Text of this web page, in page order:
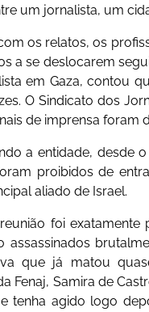
um jornalista, um
os relatos, os
a se deslocarem
em Gaza, contou
O Sindicato dos
de imprensa foram
a entidade, desde
proibidos de
aliado de Israel.
foi
assassinados
que já matou
Fenaj, Samira de
tenha agido logo